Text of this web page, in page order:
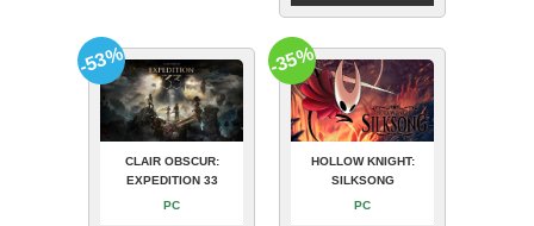
CLAIR OBSCUR:
EXPEDITION 33
PC
-53%
HOLLOW KNIGHT:
SILKSONG
PC
-35%